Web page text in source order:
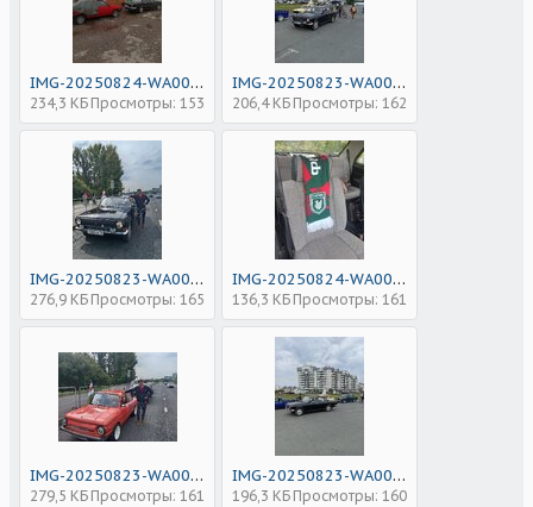
IMG-20250824-WA0027.jpg
234,3 КБ Просмотры: 153
IMG-20250823-WA0049.jpg
206,4 КБ Просмотры: 162
IMG-20250823-WA0030.jpg
276,9 КБ Просмотры: 165
IMG-20250824-WA0018.jpg
136,3 КБ Просмотры: 161
IMG-20250823-WA0033.jpg
279,5 КБ Просмотры: 161
IMG-20250823-WA0047.jpg
196,3 КБ Просмотры: 160